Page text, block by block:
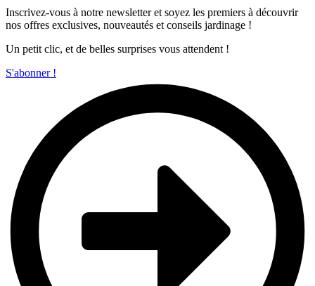
Inscrivez-vous à notre newsletter et soyez les premiers à découvrir
nos offres exclusives, nouveautés et conseils jardinage !
Un petit clic, et de belles surprises vous attendent !
S'abonner !